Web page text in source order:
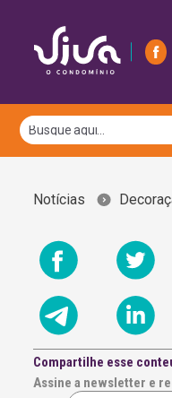
Notícias
Compartilhe esse
Assine a newsletter e